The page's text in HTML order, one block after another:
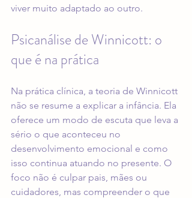
viver muito adaptado ao outro.
Psicanálise de Winnicott: o
que é na prática
Na prática clínica, a teoria de Winnicott
não se resume a explicar a infância. Ela
oferece um modo de escuta que leva a
sério o que aconteceu no
desenvolvimento emocional e como
isso continua atuando no presente. O
foco não é culpar pais, mães ou
cuidadores, mas compreender o que